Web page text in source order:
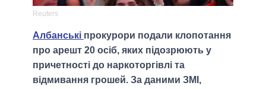
Reuters
Албанські прокурори подали клопотання
про арешт 20 осіб, яких підозрюють у
причетності до наркоторгівлі та
відмивання грошей. За даними ЗМІ,